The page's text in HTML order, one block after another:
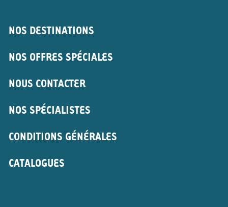
NOS DESTINATIONS
NOS OFFRES SPÉCIALES
NOUS CONTACTER
NOS SPÉCIALISTES
CONDITIONS GÉNÉRALES
CATALOGUES